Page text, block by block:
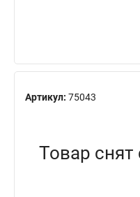
Артикул: 75043
Товар снят